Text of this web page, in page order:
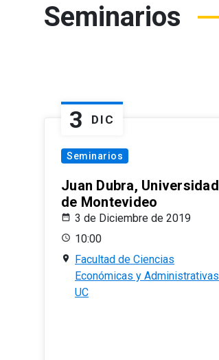
Seminarios
3 DIC
Seminarios
Juan Dubra, Universidad
de Montevideo
3 de Diciembre de 2019
10:00
Facultad de Ciencias
Económicas y Administrativas
UC